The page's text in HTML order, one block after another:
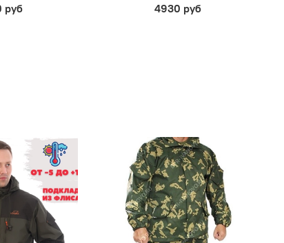
руб
4930 руб